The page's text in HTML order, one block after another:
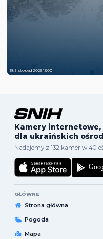
18 listopad 2025 13:00
Kamery
dla ukraińskich
Nadajemy z 132 kamer w 40
GŁÓWNE
Strona główna
Pogoda
Mapa